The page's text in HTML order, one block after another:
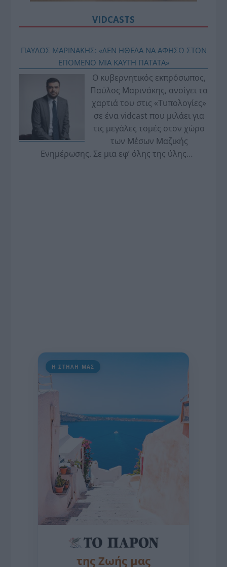
VIDCASTS
ΠΑΥΛΟΣ ΜΑΡΙΝΑΚΗΣ: «ΔΕΝ ΗΘΕΛΑ ΝΑ ΑΦΗΣΩ ΣΤΟΝ
ΕΠΟΜΕΝΟ ΜΙΑ ΚΑΥΤΗ ΠΑΤΑΤΑ»
Ο κυβερνητικός εκπρόσωπος,
Παύλος Μαρινάκης, ανοίγει τα
χαρτιά του στις «Τυπολογίες»
σε ένα vidcast που μιλάει για
τις μεγάλες τομές στον χώρο
των Μέσων Μαζικής
Ενημέρωσης. Σε μια εφ’ όλης της ύλης
Η ΣΤΗΛΗ ΜΑΣ
της Ζωής μας